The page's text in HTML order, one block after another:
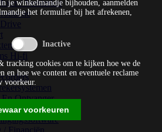
/ Versterker
Hi-fi
En Ontvanger
je winkelmandje bijhouden, aanmelden
het formulier bij het afrekenen,
tracking cookies om te kijken hoe we de
en hoe we content en eventuele reclame
voorkeur.
voorkeuren